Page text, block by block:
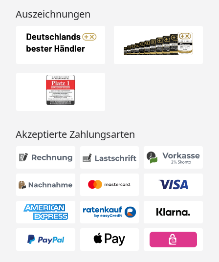
Auszeichnungen
Akzeptierte Zahlungsarten